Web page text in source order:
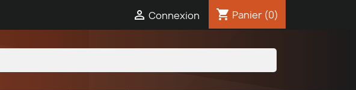
 Connexion shopping_cart Panier (0)